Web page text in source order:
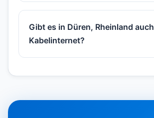
Gibt es in Düren, Rheinland auch
Kabelinternet?